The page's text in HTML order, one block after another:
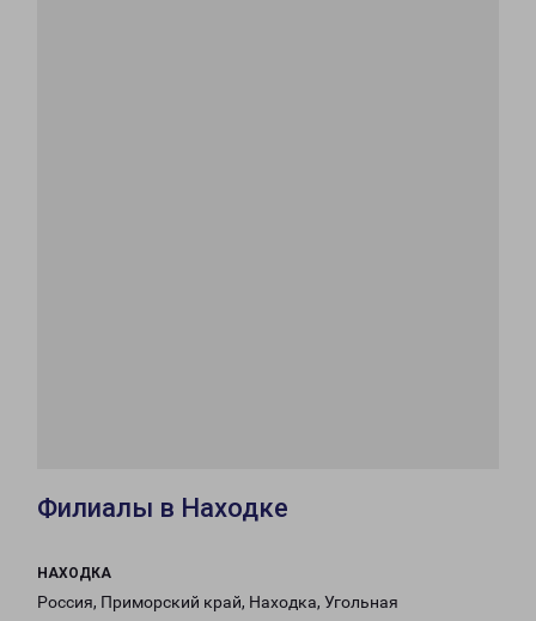
Филиалы в Находке
НАХОДКА
Россия, Приморский край, Находка, Угольная